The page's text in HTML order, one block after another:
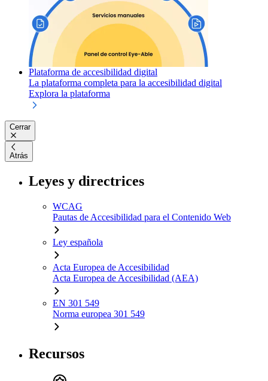
Plataforma de accesibilidad digital
La plataforma completa para la accesibilidad digital
Explora la plataforma
Cerrar
Atrás
Leyes y directrices
WCAG
Pautas de Accesibilidad para el Contenido Web
Ley española
Acta Europea de Accesibilidad
Acta Europea de Accesibilidad (AEA)
EN 301 549
Norma europea 301 549
Recursos